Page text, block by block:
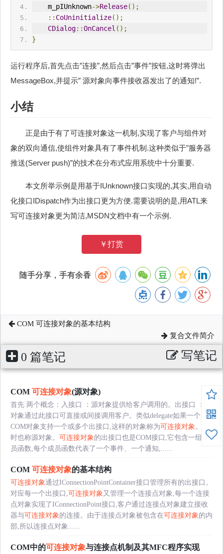
    m_pIUnknown
->Release();
:: CoUninitialize();
CDialog::OnCancel ();
}
运行程序后,首先点击”连接”,然后点击”事件”按钮,这时将弹出
MessageBox,并提示” 源对象向事件接收器发出了的通知!”.
小结
正是由于有了可连接对象这一机制,实现了客户与组件对
象的双向通信,使组件对象具有了事件机制.这种类似于”服务器
推送(Server push)”的技术在分布式应用系统中十分重要.
本文所举示例是用基于IUnknown接口实现的,其实,用自动
化接口IDispatch作为出接口更为方便.需要说明的是,用ATL来
写可连接对象更为简洁,MSDN文档中有一个示例.
￥打赏
随手分享，手有余香
COM 可连接对象的基本结构
复合文件简介
0 篇笔记 写笔记
COM 可连接对象(源对象)
首先 两个概念：入接口 ：源对象提供给客户调用的。出接口 ：源
对象通过此接口可直接或间接调用客户。类似delegate如果一个
COM对象支持一个或多个出接口,这样的对象称为可连接对象。有
时也称源对象。 可连接对象的出接口也是COM接口,它包含一组成
员函数,每个成员函数代表了一个事件、一个通知,......
COM 可连接对象的基本结构
可连接对象通过IConnectionPointContainer接口管理所有的出接口。
对应每一个出接口,可连接对象 又管理一个连接点对象,每一个连接
点对象实现了IConnectionPoint接口,客户通过连接点对象建立接收
器与可连接对象的连接。由于连接点对象被包含在可连接对象的内
部,所以连接点对象......
COM中的可连接对象与连接点机制及其MFC程序实现